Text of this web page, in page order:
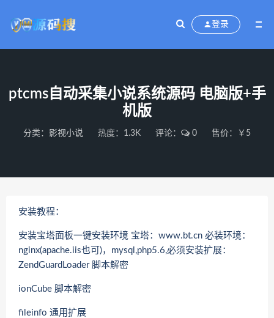
登录
ptcms自动采集小说系统源码 电脑版+手
机版
分类： 影视小说 热度：1.3K 评论： 0 售价：￥5
安装教程：
安装宝塔面板一键安装环境 宝塔：www.bt.cn 必装环境：
nginx(apache.iis也可)，mysql,php5.6,必须安装扩展：
ZendGuardLoader 脚本解密
ionCube 脚本解密
fileinfo 通用扩展